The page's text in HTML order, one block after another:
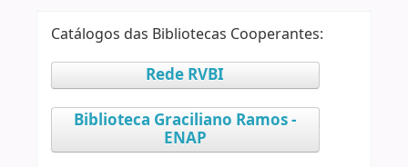
Catálogos das Bibliotecas Cooperantes:
Rede RVBI
Biblioteca Graciliano Ramos -
ENAP